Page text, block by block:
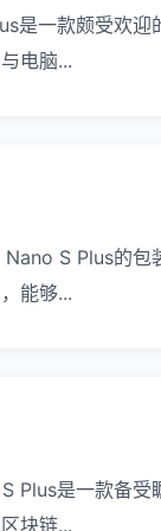
一款颇受欢迎
电脑...
S Plus的包
能够...
是一款备受
块链...